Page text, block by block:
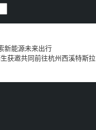
新能源未来出行
获邀共同前往杭州西溪特斯拉